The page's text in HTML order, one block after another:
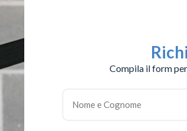
Compila il form